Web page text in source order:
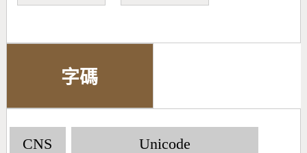
字碼
CNS Unicode